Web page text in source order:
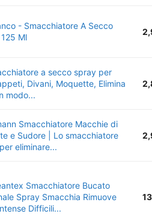
- Smacchiatore A Secco
Ml
a secco spray per
Divani, Moquette, Elimina
modo...
Smacchiatore Macchie di
e Sudore | Lo smacchiatore
eliminare...
Smacchiatore Bucato
Spray Smacchia Rimuove
Difficili...